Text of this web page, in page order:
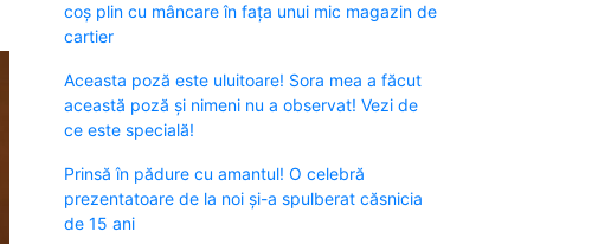
coș plin cu mâncare în fața unui mic magazin de
cartier
Aceasta poză este uluitoare! Sora mea a făcut
această poză și nimeni nu a observat! Vezi de
ce este specială!
Prinsă în pădure cu amantul! O celebră
prezentatoare de la noi și-a spulberat căsnicia
de 15 ani